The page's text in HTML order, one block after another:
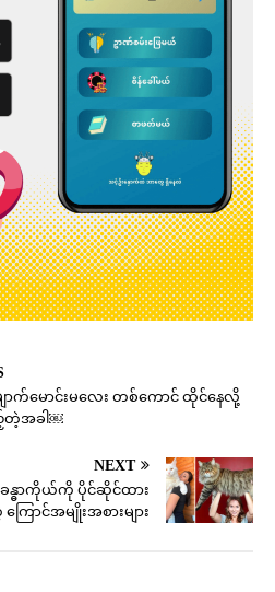
ောက်မောင်းမလေး တစ်ကောင် ထိုင်နေလို့
တဲ့အခါ￼
NEXT
န္ဓာကိုယ်ကို ပိုင်ဆိုင်ထား
ြောင်အမျိုးအစားများ